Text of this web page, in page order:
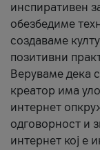
инспиративен
обезбедиме
создаваме
позитивни
Веруваме дека
креатор има
интернет
одговорност и
интернет кој е